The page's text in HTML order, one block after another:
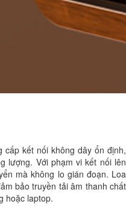
cấp kết nối không dây ổn định,
lượng. Với phạm vi kết nối lên
mà không lo gián đoạn. Loa
bảo truyền tải âm thanh chất
hoặc laptop.